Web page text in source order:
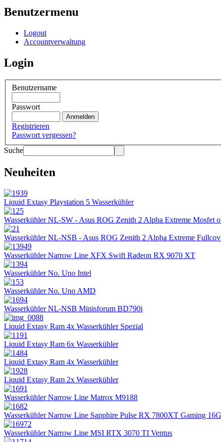
Benutzermenu
Logout
Accountverwaltung
Login
Benutzername
Passwort
Registrieren
Passwort vergessen?
Suche
Neuheiten
Liquid Extasy Playstation 5 Wasserkühler
Wasserkühler NL-SW - Asus ROG Zenith 2 Alpha Extreme Mosfet
Wasserkühler NL-NSB - Asus ROG Zenith 2 Alpha Extreme
Wasserkühler Narrow Line XFX Swift Radeon RX 9070 XT
Wasserkühler No. Uno Intel
Wasserkühler No. Uno AMD
Wasserkühler NL-NSB Minisforum BD790i
Liquid Extasy Ram 4x Wasserkühler Spezial
Liquid Extasy Ram 6x Wasserkühler
Liquid Extasy Ram 4x Wasserkühler
Liquid Extasy Ram 2x Wasserkühler
Wasserkühler Narrow Line Matrox M9188
Wasserkühler Narrow Line Sapphire Pulse RX 7800XT Gaming 16G
Wasserkühler Narrow Line MSI RTX 3070 TI Ventus